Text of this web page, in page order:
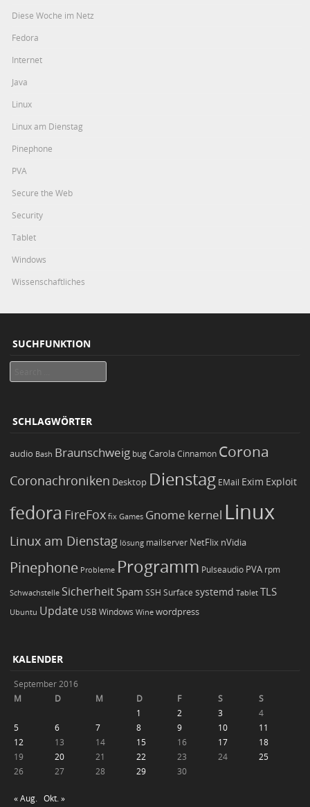
Diese Woche im Netz
Fedora
Internet
Java
Linux
Linux am Dienstag
Pinephone
PVA
Secure the Web
Security
Tablet
Windows
Wissenschaftliches
SUCHFUNKTION
SCHLAGWÖRTER
audio Bash Braunschweig bugCarola Cinnamon Corona
Coronachroniken Desktop Dienstag EMail Exim Exploit
fedora FireFox fix Games Gnome kernel Linux
Linux am Dienstag lösung mailserver NetFlix nVidia
Pinephone Probleme Programm Pulseaudio PVA rpm
Schwachstelle Sicherheit Spam SSH Surface systemd Tablet TLS
Ubuntu Update USB Windows Wine wordpress
KALENDER
September 2016
M
D M D F S
S
1
2 3
4
5
6 7 8 9 10
11
12
13 14 15 16 17
18
19
20 21 22 23 24
25
26
27 28 29 30
« Aug. Okt. »